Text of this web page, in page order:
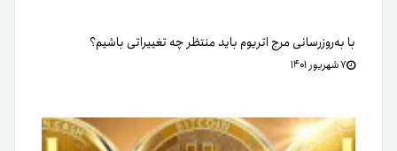
با به‌روزرسانی مرج اتریوم باید منتظر چه تغییراتی باشیم؟
۷ شهریور ۱۴۰۱